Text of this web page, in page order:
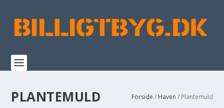
PLANTEMULD Forside / Haven / Plantemuld